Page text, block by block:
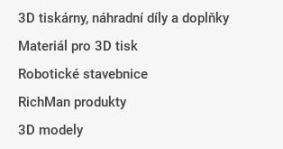
3D tiskárny, náhradní díly a doplňky
Materiál pro 3D tisk
Robotické stavebnice
RichMan produkty
3D modely